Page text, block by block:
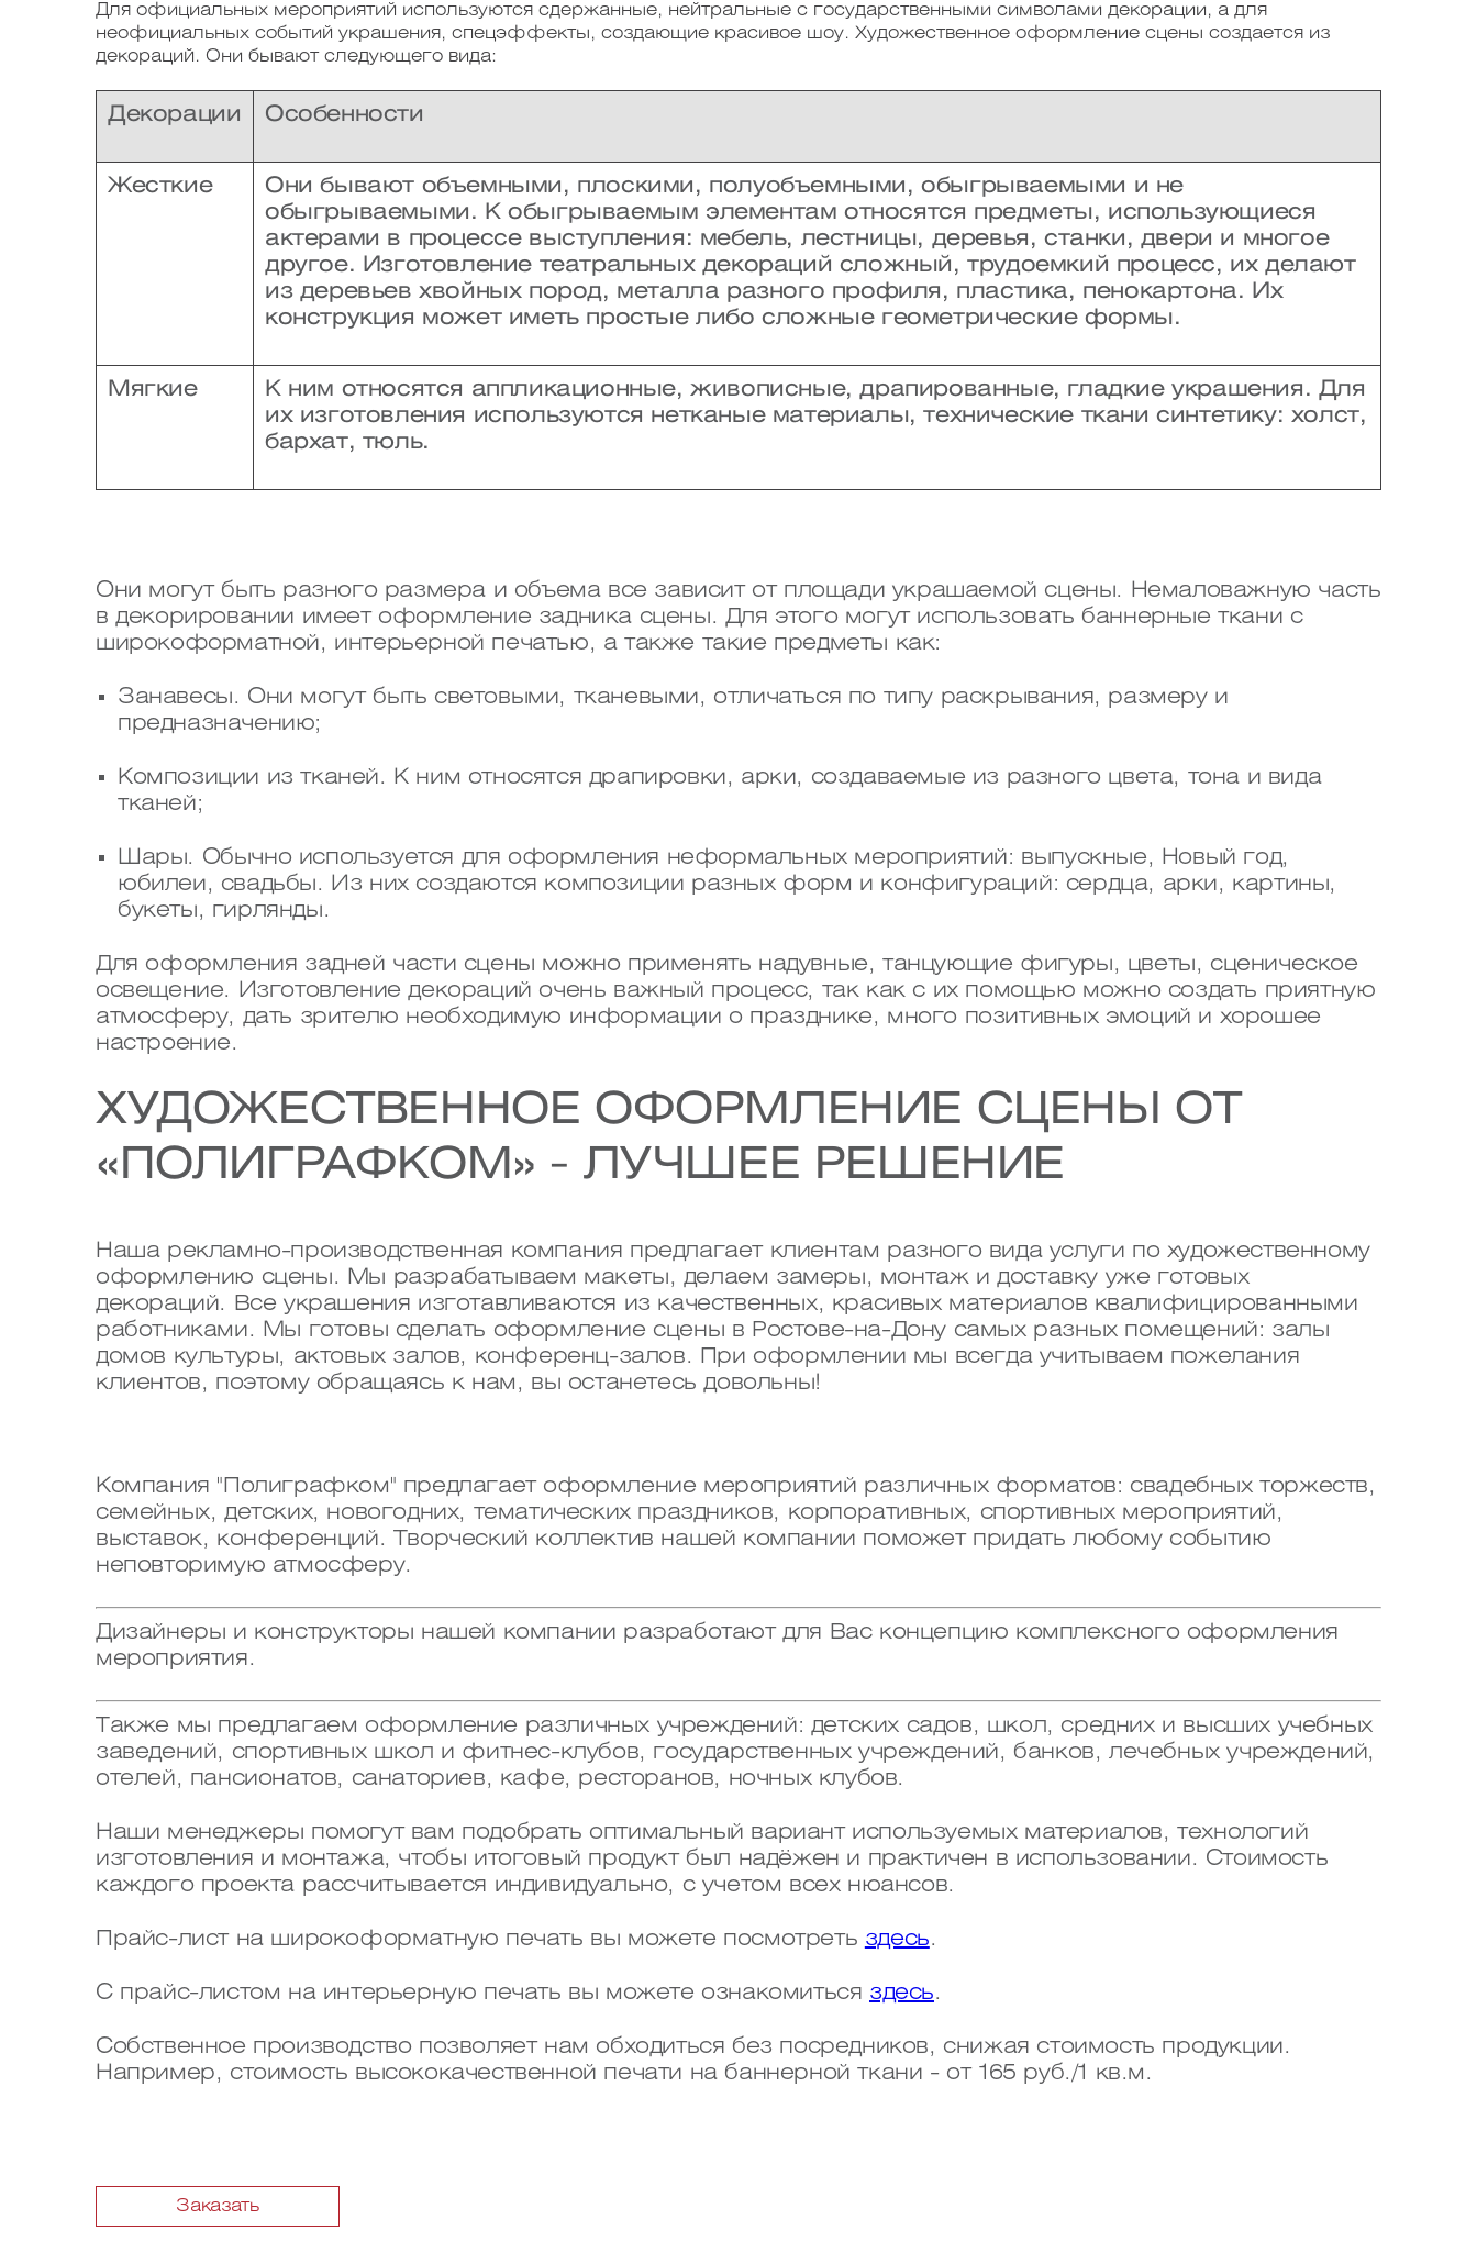
Для официальных мероприятий используются сдержанные, нейтральные с государственными символами декорации, а для
неофициальных событий украшения, спецэффекты, создающие красивое шоу. Художественное оформление сцены создается из
декораций. Они бывают следующего вида:
Декорации Особенности
Жесткие
Они бывают объемными, плоскими, полуобъемными, обыгрываемыми и не
обыгрываемыми. К обыгрываемым элементам относятся предметы, использующиеся
актерами в процессе выступления: мебель, лестницы, деревья, станки, двери и многое
другое. Изготовление театральных декораций сложный, трудоемкий процесс, их делают
из деревьев хвойных пород, металла разного профиля, пластика, пенокартона. Их
конструкция может иметь простые либо сложные геометрические формы.
Мягкие
К ним относятся аппликационные, живописные, драпированные, гладкие украшения. Для
их изготовления используются нетканые материалы, технические ткани синтетику: холст,
бархат, тюль.
Они могут быть разного размера и объема все зависит от площади украшаемой сцены. Немаловажную часть
в декорировании имеет оформление задника сцены. Для этого могут использовать баннерные ткани с
широкоформатной, интерьерной печатью, а также такие предметы как:
Занавесы. Они могут быть световыми, тканевыми, отличаться по типу раскрывания, размеру и
предназначению;
Композиции из тканей. К ним относятся драпировки, арки, создаваемые из разного цвета, тона и вида
тканей;
Шары. Обычно используется для оформления неформальных мероприятий: выпускные, Новый год,
юбилеи, свадьбы. Из них создаются композиции разных форм и конфигураций: сердца, арки, картины,
букеты, гирлянды.
Для оформления задней части сцены можно применять надувные, танцующие фигуры, цветы, сценическое
освещение. Изготовление декораций очень важный процесс, так как с их помощью можно создать приятную
атмосферу, дать зрителю необходимую информации о празднике, много позитивных эмоций и хорошее
настроение.
ХУДОЖЕСТВЕННОЕ ОФОРМЛЕНИЕ СЦЕНЫ ОТ
«ПОЛИГРАФКОМ» - ЛУЧШЕЕ РЕШЕНИЕ
Наша рекламно-производственная компания предлагает клиентам разного вида услуги по художественному
оформлению сцены. Мы разрабатываем макеты, делаем замеры, монтаж и доставку уже готовых
декораций. Все украшения изготавливаются из качественных, красивых материалов квалифицированными
работниками. Мы готовы сделать оформление сцены в Ростове-на-Дону самых разных помещений: залы
домов культуры, актовых залов, конференц-залов. При оформлении мы всегда учитываем пожелания
клиентов, поэтому обращаясь к нам, вы останетесь довольны!
Компания "Полиграфком" предлагает оформление мероприятий различных форматов: свадебных торжеств,
семейных, детских, новогодних, тематических праздников, корпоративных, спортивных мероприятий,
выставок, конференций. Творческий коллектив нашей компании поможет придать любому событию
неповторимую атмосферу.
Дизайнеры и конструкторы нашей компании разработают для Вас концепцию комплексного оформления
мероприятия.
Также мы предлагаем оформление различных учреждений: детских садов, школ, средних и высших учебных
заведений, спортивных школ и фитнес-клубов, государственных учреждений, банков, лечебных учреждений,
отелей, пансионатов, санаториев, кафе, ресторанов, ночных клубов.
Наши менеджеры помогут вам подобрать оптимальный вариант используемых материалов, технологий
изготовления и монтажа, чтобы итоговый продукт был надёжен и практичен в использовании. Стоимость
каждого проекта рассчитывается индивидуально, с учетом всех нюансов.
Прайс-лист на широкоформатную печать вы можете посмотреть здесь.
С прайс-листом на интерьерную печать вы можете ознакомиться здесь.
Собственное производство позволяет нам обходиться без посредников, снижая стоимость продукции.
Например, стоимость высококачественной печати на баннерной ткани - от 165 руб./1 кв.м.
Заказать